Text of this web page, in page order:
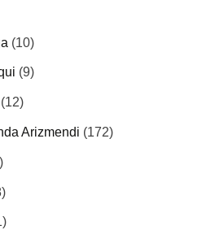
(10)
(9)
(12)
Arizmendi (172)